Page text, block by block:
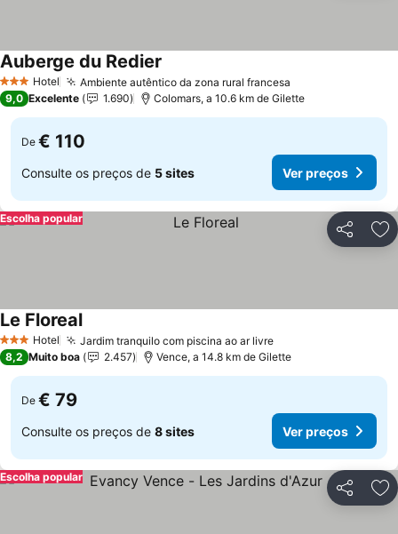
3 EstrelasHotel Ambiente autêntico da zona rural francesa
Auberge du Redier
9,0 Excelente 1.690 Colomars, a 10.6 km de Gilette
De € 110
Consulte os preços de 5 sites Ver preços
Partilhar
Escolha popular
3 EstrelasHotel Jardim tranquilo com piscina ao ar livreVer preços
Le FlorealVer preços
8,2 Muito boa 2.457 Vence, a 14.8 km de Gilette
De € 79
Consulte os preços de 8 sites Ver preços
Partilhar
Escolha popular